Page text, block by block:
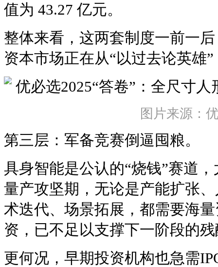
值为 43.27 亿元。
整体来看，这两套制度一前一
资本市场正在从“以过去论英雄
图片来源：
第三层：军备竞赛倒逼囤粮。
具身智能是公认的“烧钱”赛道
量产攻坚期，无论是产能扩张
术迭代、场景拓展，都需要海
资，已不足以支撑下一阶段的
更何况，早期投资机构也急需